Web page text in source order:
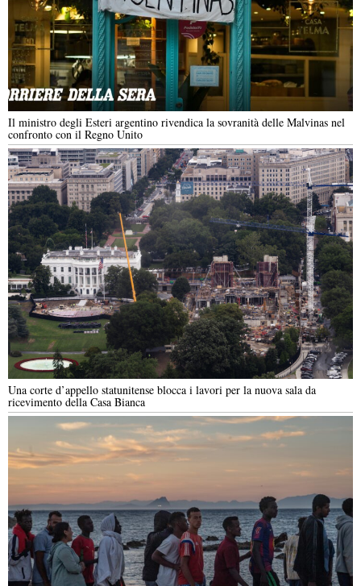
Il ministro degli Esteri argentino rivendica la sovranità delle Malvinas nel
confronto con il Regno Unito
Una corte d’appello statunitense blocca i lavori per la nuova sala da
ricevimento della Casa Bianca